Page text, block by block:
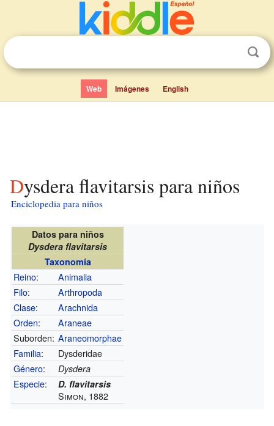
Web Imágenes English
Dysdera flavitarsis para niños
Enciclopedia para niños
Datos para niños
Dysdera flavitarsis
Taxonomía
Reino:
Animalia
Filo:
Arthropoda
Clase:
Arachnida
Orden:
Araneae
Suborden: Araneomorphae
Familia:
Dysderidae
Género: Dysdera
Especie: D. flavitarsis
Simon, 1882